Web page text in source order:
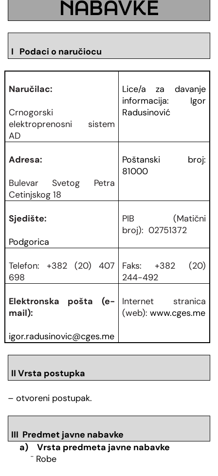
NABAVKE
I Podaci o naručiocu
Naručilac:
Crnogorski
elektroprenosni sistem
AD
Lice/a za davanje
informacija: Igor
Radusinović
Adresa:
Bulevar Svetog Petra
Cetinjskog 18
Poštanski broj:
81000
Sjedište:
Podgorica
PIB (Matični
broj):02751372
Telefon: +382 (20) 407
698
Faks:+382 (20)
244-492
Elektronska pošta (e-
mail):
igor.radusinovic@cges.me
Internet stranica
(web):www.cges.me
II Vrsta postupka
– otvoreni postupak.
III Predmet javne nabavke
a)
Vrsta predmeta javne nabavke
¨ Robe